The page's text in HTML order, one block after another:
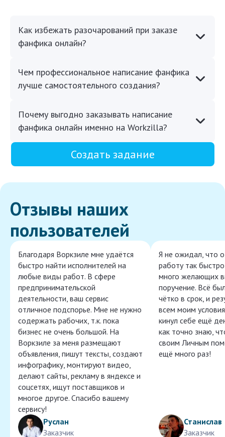
Как избежать разочарований при заказе
фанфика онлайн?
Чем профессиональное написание фанфика
лучше самостоятельного создания?
Почему выгодно заказывать написание
фанфика онлайн именно на Workzilla?
Создать задание
Отзывы наших
пользователей
Благодаря Воркзиле мне удаётся
быстро найти исполнителей на
любые виды работ. В сфере
предпринимательской
деятельности, ваш сервис
отличное подспорье. Мне не нужно
содержать рабочих, т.к. пока
бизнес не очень большой. На
Воркзиле за меня размещают
объявления, пишут тексты, создают
инфографику, монтируют видео,
делают сайты, рекламу в яндексе и
соцсетях, ищут поставщиков и
многое другое. Спасибо вашему
сервису!
Руслан
Заказчик
Я не ожидал, что
работу так
много желающих
поручение. Всё
чётко в срок, и
всем моим
кинул себе ещё
как точно знаю,
своим Личным
ещё много раз!
Станислав
Заказчик